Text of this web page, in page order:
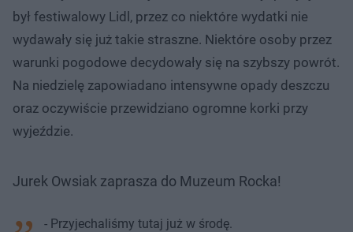
był festiwalowy Lidl, przez co niektóre wydatki nie
wydawały się już takie straszne. Niektóre osoby przez
warunki pogodowe decydowały się na szybszy powrót.
Na niedzielę zapowiadano intensywne opady deszczu
oraz oczywiście przewidziano ogromne korki przy
wyjeździe.
Jurek Owsiak zaprasza do Muzeum Rocka!
- Przyjechaliśmy tutaj już w środę.